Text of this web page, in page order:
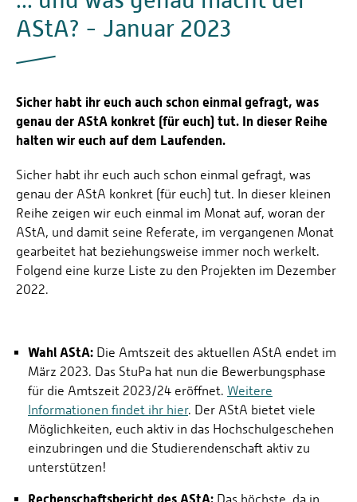
AStA? - Januar 2023
Sicher habt ihr euch auch schon einmal gefragt, was
genau der AStA konkret (für euch) tut. In dieser Reihe
halten wir euch auf dem Laufenden.
Sicher habt ihr euch auch schon einmal gefragt, was
genau der AStA konkret (für euch) tut. In dieser kleinen
Reihe zeigen wir euch einmal im Monat auf, woran der
AStA, und damit seine Referate, im vergangenen Monat
gearbeitet hat beziehungsweise immer noch werkelt.
Folgend eine kurze Liste zu den Projekten im Dezember
2022.
Wahl AStA: Die Amtszeit des aktuellen AStA endet im
März 2023. Das StuPa hat nun die Bewerbungsphase
für die Amtszeit 2023/24 eröffnet. Weitere
Informationen findet ihr hier. Der AStA bietet viele
Möglichkeiten, euch aktiv in das Hochschulgeschehen
einzubringen und die Studierendenschaft aktiv zu
unterstützen!
Rechenschaftsbericht des AStA: Das höchste, da in